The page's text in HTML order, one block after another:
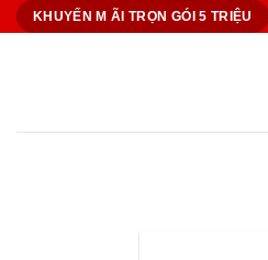
Bỏ
KHUYẾN M ÃI TRỌN GÓI 5 TRIỆU